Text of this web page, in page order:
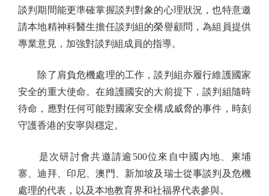
談判期間能更準確掌握談判對象的心理狀況，也特意邀
請本地精神科醫生擔任談判組的榮譽顧問，為組員提供
專業意見，加強對談判組成員的指導。
除了肩負危機處理的工作，談判組亦履行維護國家
安全的重大使命。在維護國安的大前提下，談判組隨時
待命，應對任何可能對國家安全構成威脅的事件，時刻
守護香港的安寧與穩定。
是次研討會共邀請逾500位來自中國內地、柬埔
寨、迪拜、印尼、澳門、新加坡及瑞士從事談判及危機
處理的代表，以及本地教育界和社福界代表參與。